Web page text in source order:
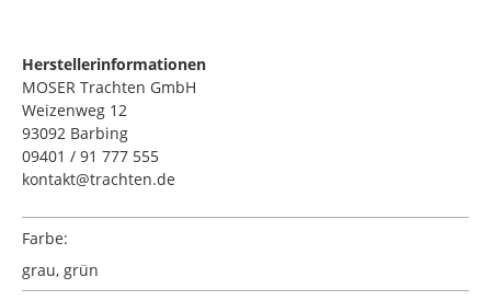
Herstellerinformationen
MOSER Trachten GmbH
Weizenweg 12
93092 Barbing
09401 / 91 777 555
kontakt@trachten.de
Farbe:
grau, grün